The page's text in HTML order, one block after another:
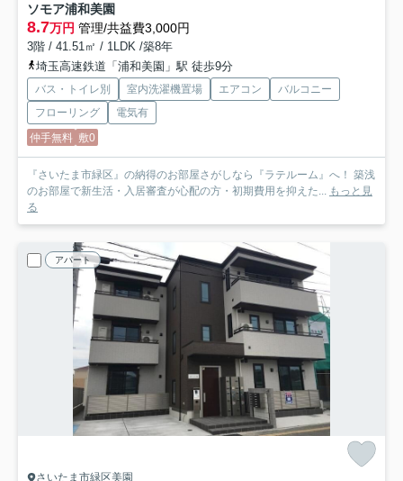
ソモア浦和美園
8.7万円 管理/共益費3,000円
3階 / 41.51㎡ / 1LDK /築8年
埼玉高速鉄道「浦和美園」駅 徒歩9分
バス・トイレ別 室内洗濯機置場 エアコン
バルコニー
フローリング
電気有
仲手無料 敷0
『さいたま市緑区』の納得のお部屋さがしなら『ラテルーム』へ！ 築浅
のお部屋で新生活・入居審査が心配の方・初期費用を抑えた... もっと見
る
アパート
さいたま市緑区美園